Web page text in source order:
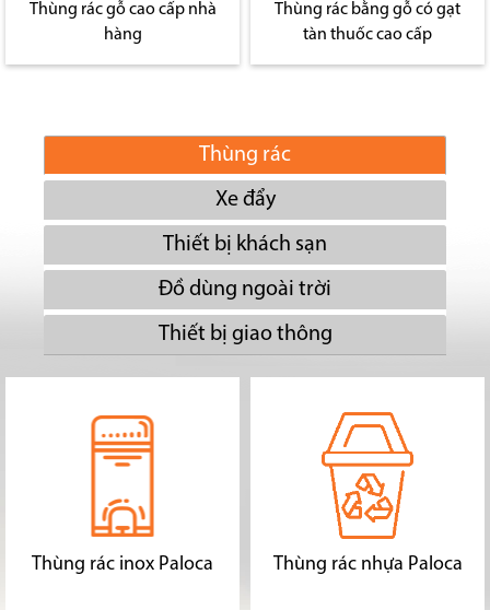
Thùng rác gỗ cao cấp nhà
hàng
Thùng rác bằng gỗ có gạt
tàn thuốc cao cấp
Thùng rác
Xe đẩy
Thiết bị khách sạn
Đồ dùng ngoài trời
Thiết bị giao thông
Thùng rác inox Paloca Thùng rác nhựa Paloca